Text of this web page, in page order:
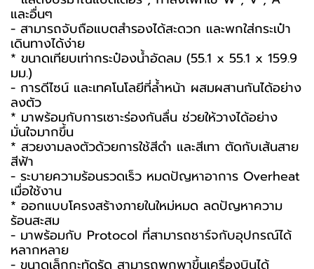
และอื่นๆ
- สามารถจับถือแบตสำรองได้สะดวก และพกใส่กระเป๋า
เดินทางได้ง่าย
* ขนาดเทียบเท่ากระป๋องน้ำอัดลม (55.1 x 55.1 x 159.9
มม.)
- การดีไซน์ และเทคโนโลยีที่ล้ำหน้า ผสมผสานกันได้อย่าง
ลงตัว
* มาพร้อมกับการเซาะร่องกันลื่น ช่วยให้วางได้อย่าง
มั่นใจมากขึ้น
* สวยงามลงตัวด้วยการใช้สีดำ และสีเทา ตัดกับเส้นสาย
สีฟ้า
- ระบายความร้อนรวดเร็ว หมดปัญหาอาการ Overheat
เมื่อใช้งาน
* ออกแบบโครงสร้างภายในใหม่หมด ลดปัญหาความ
ร้อนสะสม
- มาพร้อมกับ Protocol ที่สามารถชาร์จกับอุปกรณ์ได้
หลากหลาย
- ขนาดเล็กกะทัดรัด สามารถพกพาขึ้นเครื่องบินได้